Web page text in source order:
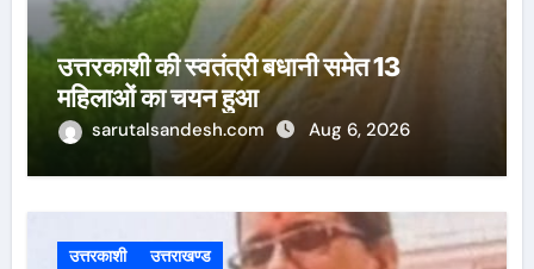
उत्तरकाशी की स्वतंत्री बधानी समेत 13
महिलाओं का चयन हुआ
sarutalsandesh.com Aug 6, 2026
उत्तरकाशी उत्तराखण्ड